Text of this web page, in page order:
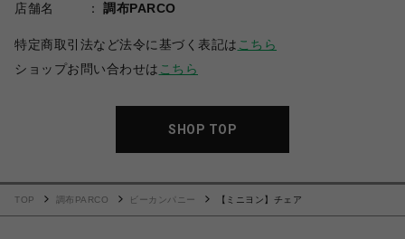
店舗名
調布PARCO
特定商取引法など法令に基づく表記は こちら
ショップお問い合わせは こちら
SHOP TOP
TOP 調布PARCO ビーカンパニー 【ミニヨン】チェア